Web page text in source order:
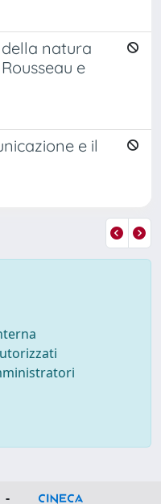
natura
e
e il
-